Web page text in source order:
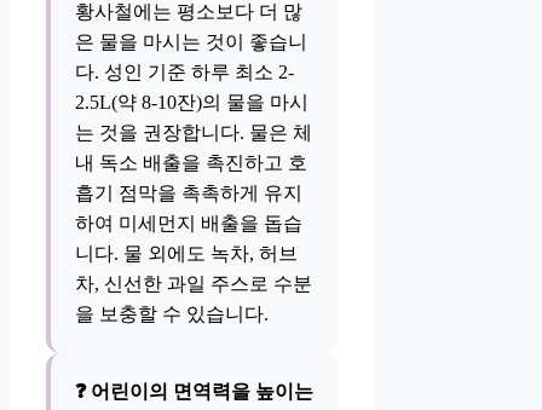
황사철에는 평소보다 더 많
은 물을 마시는 것이 좋습니
다. 성인 기준 하루 최소 2-
2.5L(약 8-10잔)의 물을 마시
는 것을 권장합니다. 물은 체
내 독소 배출을 촉진하고 호
흡기 점막을 촉촉하게 유지
하여 미세먼지 배출을 돕습
니다. 물 외에도 녹차, 허브
차, 신선한 과일 주스로 수분
을 보충할 수 있습니다.
❓ 어린이의 면역력을 높이는